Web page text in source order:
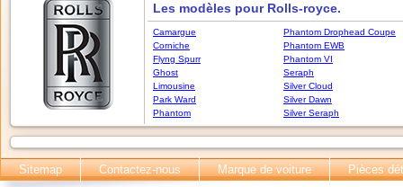
Les modèles pour Rolls-royce.
Camargue
Corniche
Flyng Spurr
Ghost
Limousine
Park Ward
Phantom
Phantom Drophead Coupe
Phantom EWB
Phantom VI
Seraph
Silver Cloud
Silver Dawn
Silver Seraph
Sitemap Contactez-nous Marque de voiture Pièces